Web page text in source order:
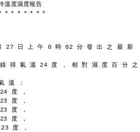
溫度濕度報告
＊ ＊ ＊ ＊ ＊ ＊ ＊
27 日 上 午 0 時 02 分 發 出 之 最 新
得 氣 溫 24 度 ， 相 對 濕 度 百 分 之
溫 ：
度 ，
度 ，
度 ，
度 ，
度 ，